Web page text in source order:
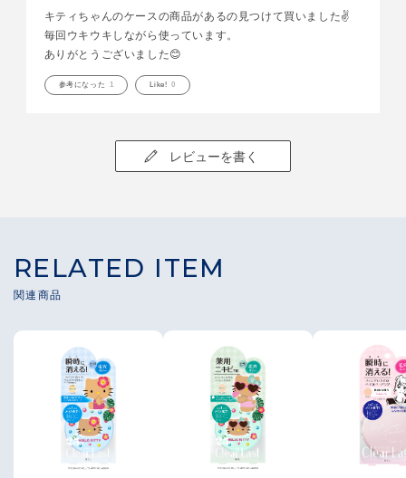
キティちゃんのケースの商品があるの見つけて買いました✌️
毎回ウキウキしながら使っています。
ありがとうございました😊
参考になった 1 Like! 0
レビューを書く
RELATED ITEM